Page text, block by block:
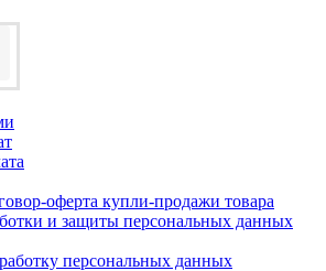
оферта купли-продажи товара
и защиты персональных данных
персональных данных